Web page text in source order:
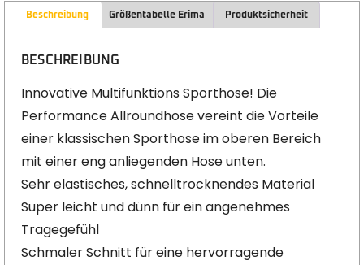
Beschreibung Größentabelle Erima Produktsicherheit
BESCHREIBUNG
Innovative Multifunktions Sporthose! Die
Performance Allroundhose vereint die Vorteile
einer klassischen Sporthose im oberen Bereich
mit einer eng anliegenden Hose unten.
Sehr elastisches, schnelltrocknendes Material
Super leicht und dünn für ein angenehmes
Tragegefühl
Schmaler Schnitt für eine hervorragende